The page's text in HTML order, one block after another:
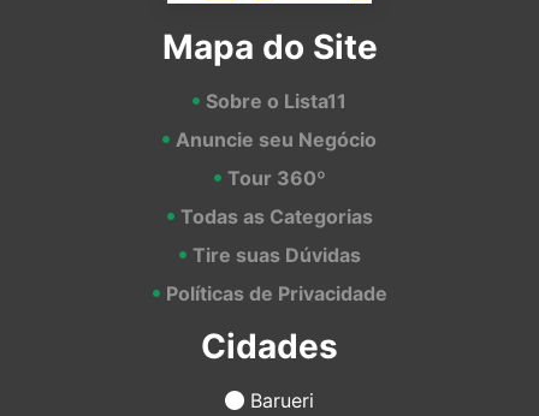
Mapa do Site
Sobre o Lista11
Anuncie seu Negócio
Tour 360º
Todas as Categorias
Tire suas Dúvidas
Políticas de Privacidade
Cidades
Barueri